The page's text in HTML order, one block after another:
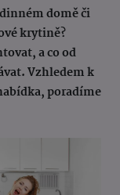
domě či
krytině?
a co od
Vzhledem k
poradíme